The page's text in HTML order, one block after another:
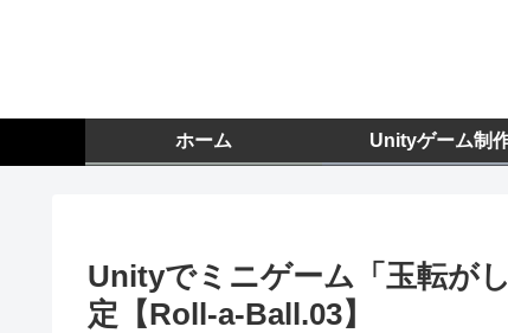
ホーム Unityゲーム制
Unityでミニゲーム「玉転が
定【Roll-a-Ball.03】